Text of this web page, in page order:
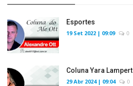
Esportes
19 Set 2022 | 09:09 0
Coluna Yara Lampert
29 Abr 2024 | 09:04 0